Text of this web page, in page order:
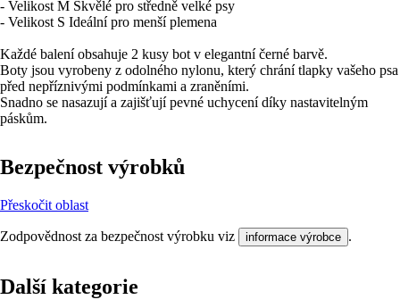
- Velikost M Skvělé pro středně velké psy
- Velikost S Ideální pro menší plemena
Každé balení obsahuje 2 kusy bot v elegantní černé barvě.
Boty jsou vyrobeny z odolného nylonu, který chrání tlapky vašeho psa
před nepříznivými podmínkami a zraněními.
Snadno se nasazují a zajišťují pevné uchycení díky nastavitelným
páskům.
Bezpečnost výrobků
Přeskočit oblast
Zodpovědnost za bezpečnost výrobku viz informace výrobce .
Další kategorie